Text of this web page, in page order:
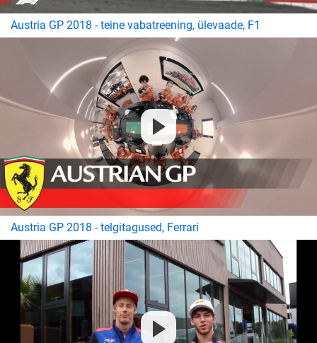
Austria GP 2018 - teine vabatreening, ülevaade, F1
Austria GP 2018 - telgitagused, Ferrari